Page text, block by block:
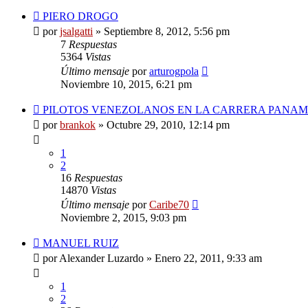
PIERO DROGO
porjsalgatti » Septiembre 8, 2012, 5:56 pm
7 Respuestas
5364 Vistas
Último mensaje porarturogpola
Noviembre 10, 2015, 6:21 pm
PILOTOS VENEZOLANOS EN LA CARRERA
porbrankok » Octubre 29, 2010, 12:14 pm
1
2
16 Respuestas
14870 Vistas
Último mensaje porCaribe70
Noviembre 2, 2015, 9:03 pm
MANUEL RUIZ
porAlexander Luzardo » Enero 22, 2011, 9:33 am
1
2